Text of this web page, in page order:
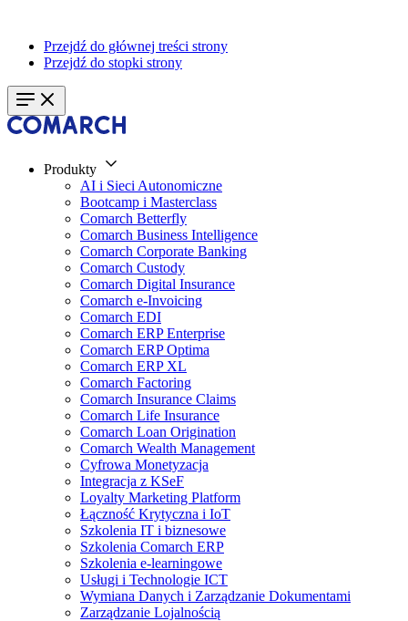
Przejdź do głównej treści strony
Przejdź do stopki strony
Produkty
AI i Sieci Autonomiczne
Bootcamp i Masterclass
Comarch Betterfly
Comarch Business Intelligence
Comarch Corporate Banking
Comarch Custody
Comarch Digital Insurance
Comarch e-Invoicing
Comarch EDI
Comarch ERP Enterprise
Comarch ERP Optima
Comarch ERP XL
Comarch Factoring
Comarch Insurance Claims
Comarch Life Insurance
Comarch Loan Origination
Comarch Wealth Management
Cyfrowa Monetyzacja
Integracja z KSeF
Loyalty Marketing Platform
Łączność Krytyczna i IoT
Szkolenia IT i biznesowe
Szkolenia Comarch ERP
Szkolenia e-learningowe
Usługi i Technologie ICT
Wymiana Danych i Zarządzanie Dokumentami
Zarządzanie Lojalnością